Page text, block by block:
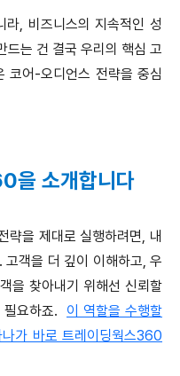
라, 비즈니스의 지속적인 성
드는 건 결국 우리의 핵심 고
코어-오디언스 전략을 중심
을 소개합니다
략을 제대로 실행하려면, 내
객을 더 깊이 이해하고, 우
을 찾아내기 위해선 신뢰할
요하죠. 이 역할을 수행할
가 바로 트레이딩웍스360